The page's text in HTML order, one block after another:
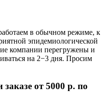
в обычном режиме, к
эпидемиологической
компании перегружены и
на 2−3 дня. Просим
от 5000 р. по